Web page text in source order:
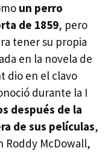
un perro
de 1859, pero
tener su propia
en la novela de
dio en el clavo
durante la I
después de la
de sus películas,
Roddy McDowall,